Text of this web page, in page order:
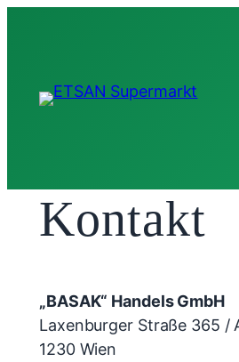
Kontakt
„BASAK“ Handels GmbH
Laxenburger Straße 365 /
1230 Wien